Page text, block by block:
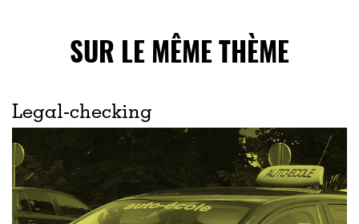
SUR LE MÊME THÈME
Legal-checking